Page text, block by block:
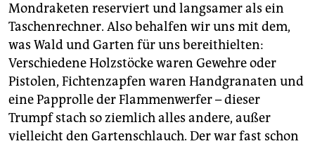
genossenschaft
epaper login
Mondraketen reserviert und langsamer als ein
Taschenrechner. Also behalfen wir uns mit dem,
was Wald und Garten für uns bereithielten:
Verschiedene Holzstöcke waren Gewehre oder
Pistolen, Fichtenzapfen waren Handgranaten und
eine Papprolle der Flammenwerfer – dieser
Trumpf stach so ziemlich alles andere, außer
vielleicht den Gartenschlauch. Der war fast schon